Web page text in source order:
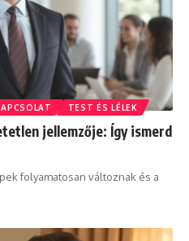
TEST ÉS LÉLEK
jellemzője: Így ismerd
folyamatosan változnak és a